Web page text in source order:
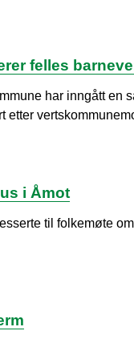
felles
har inngått en
etter
i Åmot
til folkemøte